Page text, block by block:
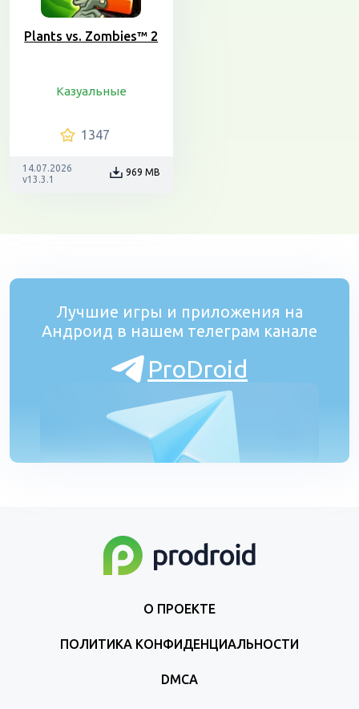
Plants vs. Zombies™ 2
Казуальные
1347
14.07.2026
v13.3.1
969 MB
Лучшие игры и приложения на
Андроид в нашем телеграм канале
ProDroid
О ПРОЕКТЕ
ПОЛИТИКА КОНФИДЕНЦИАЛЬНОСТИ
DMCA